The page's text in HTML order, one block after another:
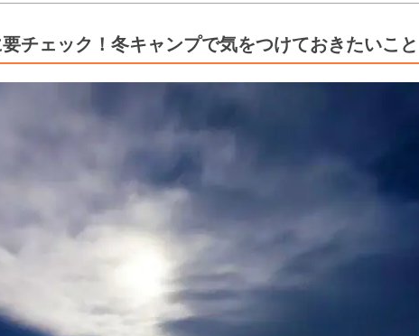
チェック！冬キャンプで気をつけておきたいこと